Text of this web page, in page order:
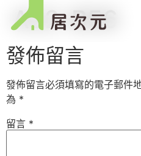
A22-B56
發佈留言
發佈留言必須填寫的電子郵件
為 *
留言 *